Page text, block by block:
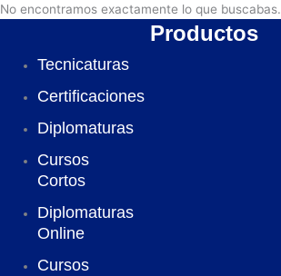
No encontramos exactamente lo que buscabas.
Productos
Tecnicaturas
Certificaciones
Diplomaturas
Cursos
Cortos
Diplomaturas
Online
Cursos